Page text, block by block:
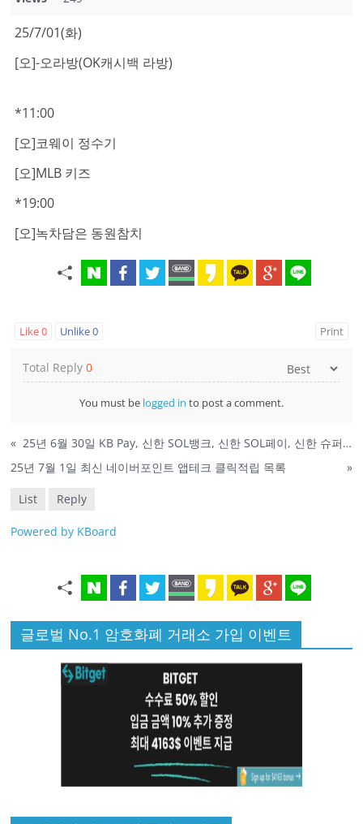
25/7/01(화)
[오]-오라방(OK캐시백 라방)
*11:00
[오]코웨이 정수기
[오]MLB 키즈
*19:00
[오]녹차담은 동원참치
Like0 Unlike0 Print
Total Reply0
You must be logged in to post a comment.
«
25년 6월 30일 KB Pay, 신한 SOL뱅크, 신한 SOL페이, 신한 슈퍼SOL, 옥션 퀴즈 정답
25년 7월 1일 최신 네이버포인트 앱테크 클릭적립 목록
»
List Reply
Powered by KBoard
글로벌 No.1 암호화폐 거래소 가입 이벤트